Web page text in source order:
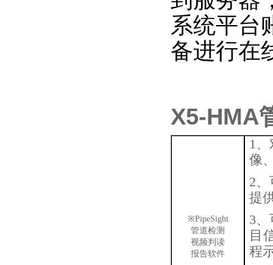
系统平台
备进行在
X5-HMA
※PipeSight
管道检测
视频判读
报告软件
1、
像
2、
提
3、
目
程